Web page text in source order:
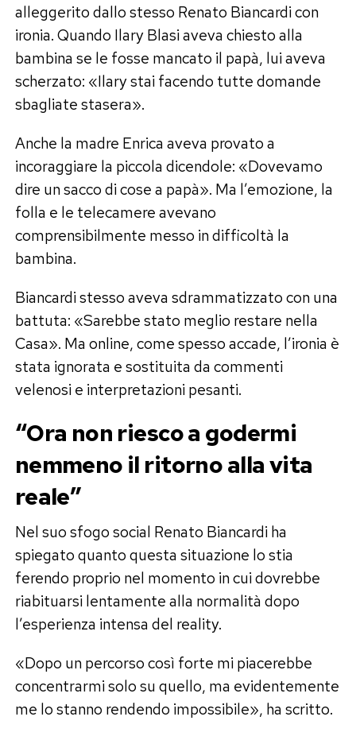
alleggerito dallo stesso Renato Biancardi con
ironia. Quando Ilary Blasi aveva chiesto alla
bambina se le fosse mancato il papà, lui aveva
scherzato: «Ilary stai facendo tutte domande
sbagliate stasera».
Anche la madre Enrica aveva provato a
incoraggiare la piccola dicendole: «Dovevamo
dire un sacco di cose a papà». Ma l’emozione, la
folla e le telecamere avevano
comprensibilmente messo in difficoltà la
bambina.
Biancardi stesso aveva sdrammatizzato con una
battuta: «Sarebbe stato meglio restare nella
Casa». Ma online, come spesso accade, l’ironia è
stata ignorata e sostituita da commenti
velenosi e interpretazioni pesanti.
“Ora non riesco a godermi
nemmeno il ritorno alla vita
reale”
Nel suo sfogo social Renato Biancardi ha
spiegato quanto questa situazione lo stia
ferendo proprio nel momento in cui dovrebbe
riabituarsi lentamente alla normalità dopo
l’esperienza intensa del reality.
«Dopo un percorso così forte mi piacerebbe
concentrarmi solo su quello, ma evidentemente
me lo stanno rendendo impossibile», ha scritto.